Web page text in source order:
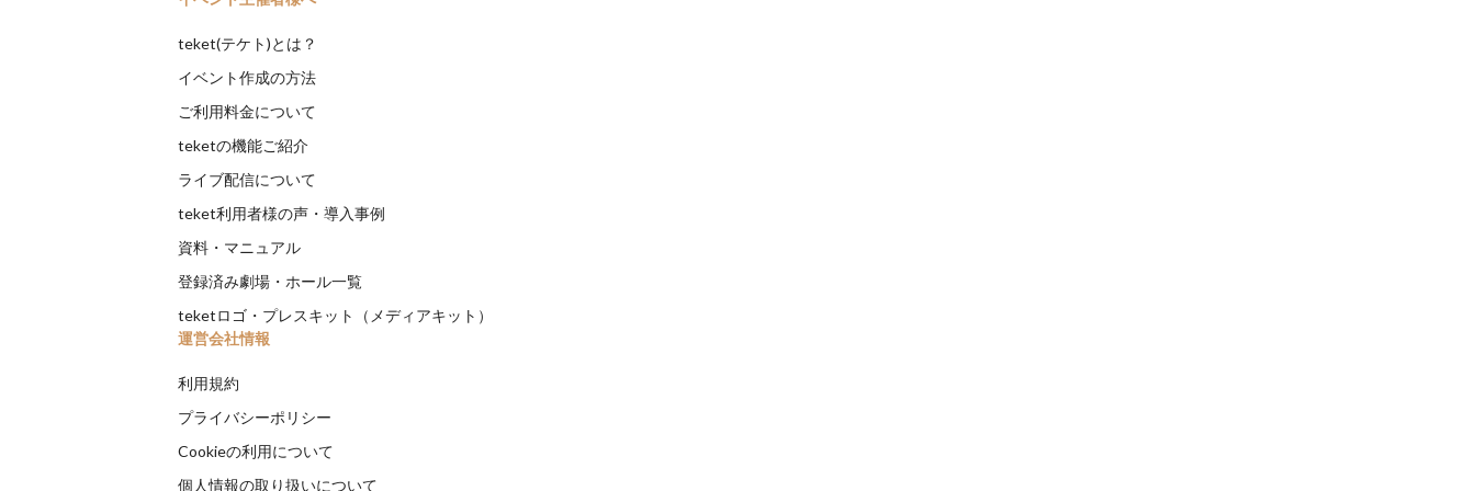
teket(テケト)とは？
イベント作成の方法
ご利用料金について
teketの機能ご紹介
ライブ配信について
teket利用者様の声・導入事例
資料・マニュアル
登録済み劇場・ホール一覧
teketロゴ・プレスキット（メディアキット）
運営会社情報
利用規約
プライバシーポリシー
Cookieの利用について
個人情報の取り扱いについて